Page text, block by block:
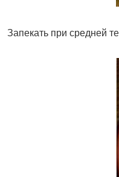
Запекать при средней